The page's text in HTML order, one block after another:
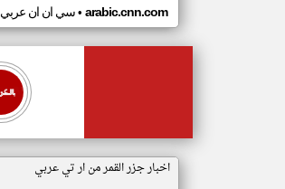
سي ان ان عربي• arabic.cnn.com
اخبار جزر القمر من ار تي عربي